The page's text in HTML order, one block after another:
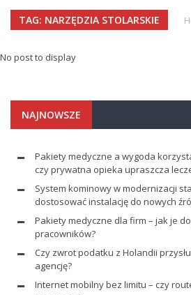
TAG: NARZĘDZIA STOLARSKIE
No post to display
NAJNOWSZE
Pakiety medyczne a wygoda
czy prywatna opieka upraszcza
System kominowy w modernizacji
dostosować instalację do nowych
Pakiety medyczne dla firm – jak je
pracowników?
Czy zwrot podatku z Holandii
agencję?
Internet mobilny bez limitu – czy